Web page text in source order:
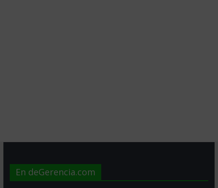
En deGerencia.com